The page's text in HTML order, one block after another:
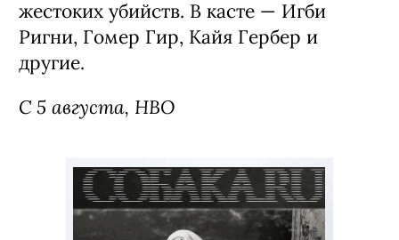
жестоких убийств. В касте — Игби
Ригни, Гомер Гир, Кайя Гербер и
другие.
С 5 августа, HBO